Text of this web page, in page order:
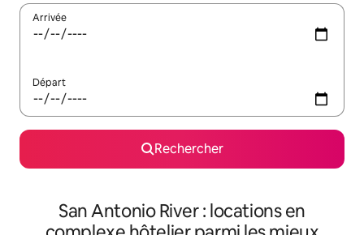
Arrivée
Départ
Rechercher
San Antonio River : locations en